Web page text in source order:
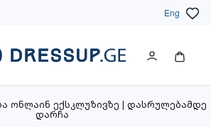
Eng
ონლაინ ექსკლუზივზე | დასრულებამდე
დარჩა